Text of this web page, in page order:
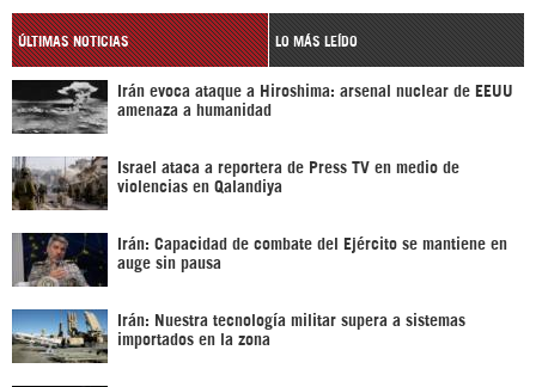
ÚLTIMAS NOTICIAS LO MÁS LEÍDO
Irán evoca ataque a Hiroshima: arsenal nuclear de EEUU
amenaza a humanidad
Israel ataca a reportera de Press TV en medio de
violencias en Qalandiya
Irán: Capacidad de combate del Ejército se mantiene en
auge sin pausa
Irán: Nuestra tecnología militar supera a sistemas
importados en la zona